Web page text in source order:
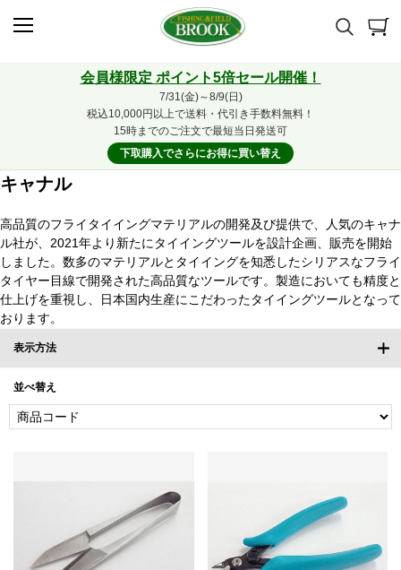
会員様限定 ポイント5倍セール開催！
7/31(金)～8/9(日)
税込10,000円以上で送料・代引き手数料無料！
15時までのご注文で最短当日発送可
下取購入でさらにお得に買い替え
キャナル
高品質のフライタイイングマテリアルの開発及び提供で、人気のキャナ
ル社が、2021年より新たにタイイングツールを設計企画、販売を開始
しました。数多のマテリアルとタイイングを知悉したシリアスなフライ
タイヤー目線で開発された高品質なツールです。製造においても精度と
仕上げを重視し、日本国内生産にこだわったタイイングツールとなって
おります。
表示方法
並べ替え